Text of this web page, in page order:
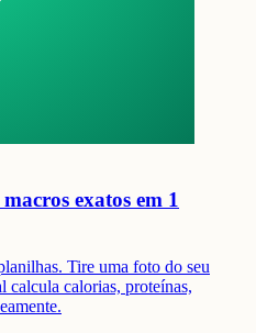
macros exatos em 1
Tire uma foto do seu
calcula calorias, proteínas,